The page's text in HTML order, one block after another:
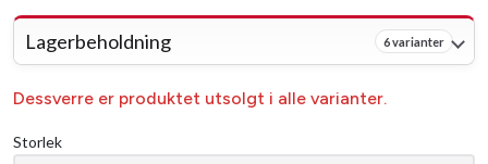
Lagerbeholdning 6 varianter
Dessverre er produktet utsolgt i alle varianter.
Storlek